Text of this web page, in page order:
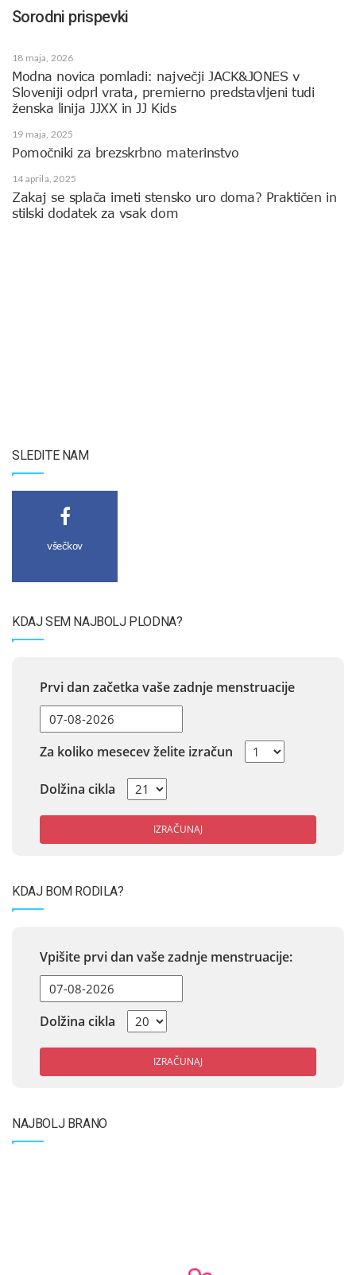
Sorodni prispevki
18 maja, 2026
Modna novica pomladi: največji JACK&JONES v
Sloveniji odprl vrata, premierno predstavljeni tudi
ženska linija JJXX in JJ Kids
19 maja, 2025
Pomočniki za brezskrbno materinstvo
14 aprila, 2025
Zakaj se splača imeti stensko uro doma? Praktičen in
stilski dodatek za vsak dom
SLEDITE NAM
všečkov
KDAJ SEM NAJBOLJ PLODNA?
Prvi dan začetka vaše zadnje menstruacije
Za koliko mesecev želite izračun
Dolžina cikla
IZRAČUNAJ
KDAJ BOM RODILA?
Vpišite prvi dan vaše zadnje menstruacije:
Dolžina cikla
IZRAČUNAJ
NAJBOLJ BRANO